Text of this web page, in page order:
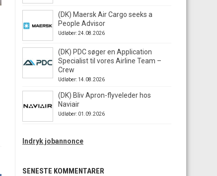
(DK) Maersk Air Cargo seeks a
People Advisor
Udløber: 24.08.2026
(DK) PDC søger en Application
Specialist til vores Airline Team –
Crew
Udløber: 14.08.2026
(DK) Bliv Apron-flyveleder hos
Naviair
Udløber: 01.09.2026
Indryk jobannonce
SENESTE KOMMENTARER